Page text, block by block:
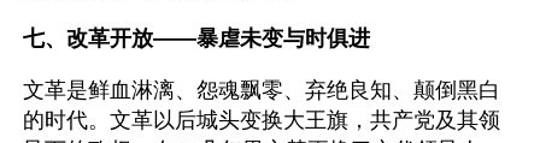
七、改革开放——暴虐未变与时俱进
文革是鲜血淋漓、怨魂飘零、弃绝良知、颠倒黑白
的时代。文革以后城头变换大王旗，共产党及其领